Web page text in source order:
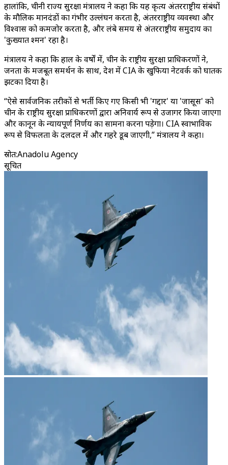
हालांकि, चीनी राज्य सुरक्षा मंत्रालय ने कहा कि यह कृत्य अंतरराष्ट्रीय संबंधों
के मौलिक मानदंडों का गंभीर उल्लंघन करता है, अंतरराष्ट्रीय व्यवस्था और
विश्वास को कमजोर करता है, और लंबे समय से अंतरराष्ट्रीय समुदाय का
'कुख्यात दुश्मन' रहा है।
मंत्रालय ने कहा कि हाल के वर्षों में, चीन के राष्ट्रीय सुरक्षा प्राधिकरणों ने,
जनता के मजबूत समर्थन के साथ, देश में CIA के खुफिया नेटवर्क को घातक
झटका दिया है।
“ऐसे सार्वजनिक तरीकों से भर्ती किए गए किसी भी 'गद्दार' या 'जासूस' को
चीन के राष्ट्रीय सुरक्षा प्राधिकरणों द्वारा अनिवार्य रूप से उजागर किया जाएगा
और कानून के न्यायपूर्ण निर्णय का सामना करना पड़ेगा। CIA स्वाभाविक
रूप से विफलता के दलदल में और गहरे डूब जाएगी,” मंत्रालय ने कहा।
स्रोत:Anadolu Agency
सूचित